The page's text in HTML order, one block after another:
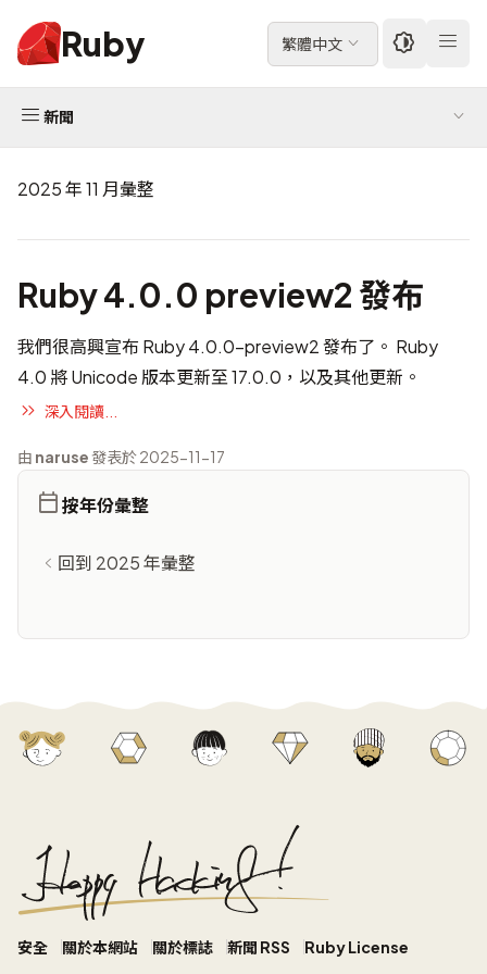
Ruby 繁體中文
新聞
2025 年 11 月彙整
Ruby 4.0.0 preview2 發布
我們很高興宣布 Ruby 4.0.0-preview2 發布了。 Ruby
4.0 將 Unicode 版本更新至 17.0.0，以及其他更新。
深入閱讀...
由 naruse發表於 2025-11-17
按年份彙整
回到 2025 年彙整
安全 關於本網站 關於標誌 新聞 RSS Ruby License